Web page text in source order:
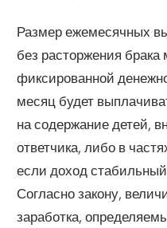
Размер ежемесячных
без расторжения
фиксированной
месяц будет
на содержание детей,
ответчика, либо в
если доход
Согласно закону,
заработка,